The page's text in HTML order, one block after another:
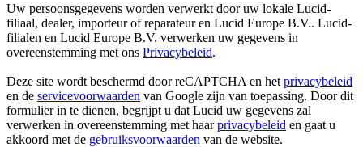
Uw persoonsgegevens worden verwerkt door uw lokale Lucid-
filiaal, dealer, importeur of reparateur en Lucid Europe B.V.. Lucid-
filialen en Lucid Europe B.V. verwerken uw gegevens in
overeenstemming met ons Privacybeleid.
Deze site wordt beschermd door reCAPTCHA en het privacybeleid
en de servicevoorwaarden van Google zijn van toepassing. Door dit
formulier in te dienen, begrijpt u dat Lucid uw gegevens zal
verwerken in overeenstemming met haarprivacybeleid en gaat u
akkoord met de gebruiksvoorwaarden van de website.